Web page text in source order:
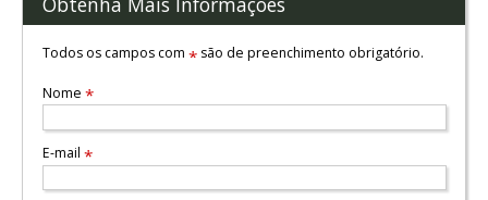
Todos os campos com *são de preenchimento obrigatório.
Nome *
E-mail *